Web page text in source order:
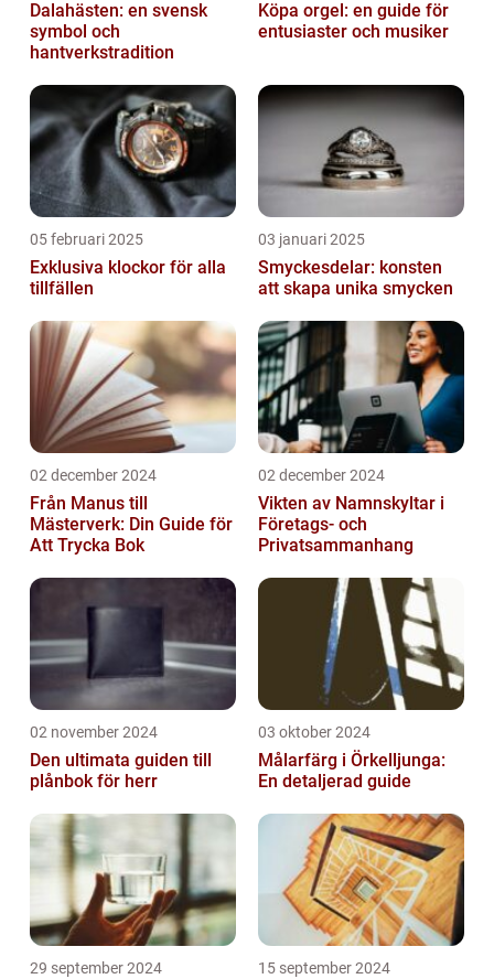
Dalahästen: en svensk
symbol och
hantverkstradition
Köpa orgel: en guide för
entusiaster och musiker
05 februari 2025
Exklusiva klockor för alla
tillfällen
03 januari 2025
Smyckesdelar: konsten
att skapa unika smycken
02 december 2024
Från Manus till
Mästerverk: Din Guide för
Att Trycka Bok
02 december 2024
Vikten av Namnskyltar i
Företags- och
Privatsammanhang
02 november 2024
Den ultimata guiden till
plånbok för herr
03 oktober 2024
Målarfärg i Örkelljunga:
En detaljerad guide
29 september 2024 15 september 2024